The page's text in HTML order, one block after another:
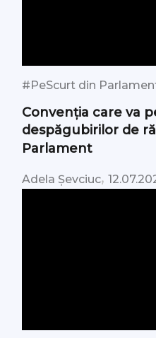
#PeScurt din
Convenția care va
despăgubirilor de
Parlament
Adela Șevciuc,